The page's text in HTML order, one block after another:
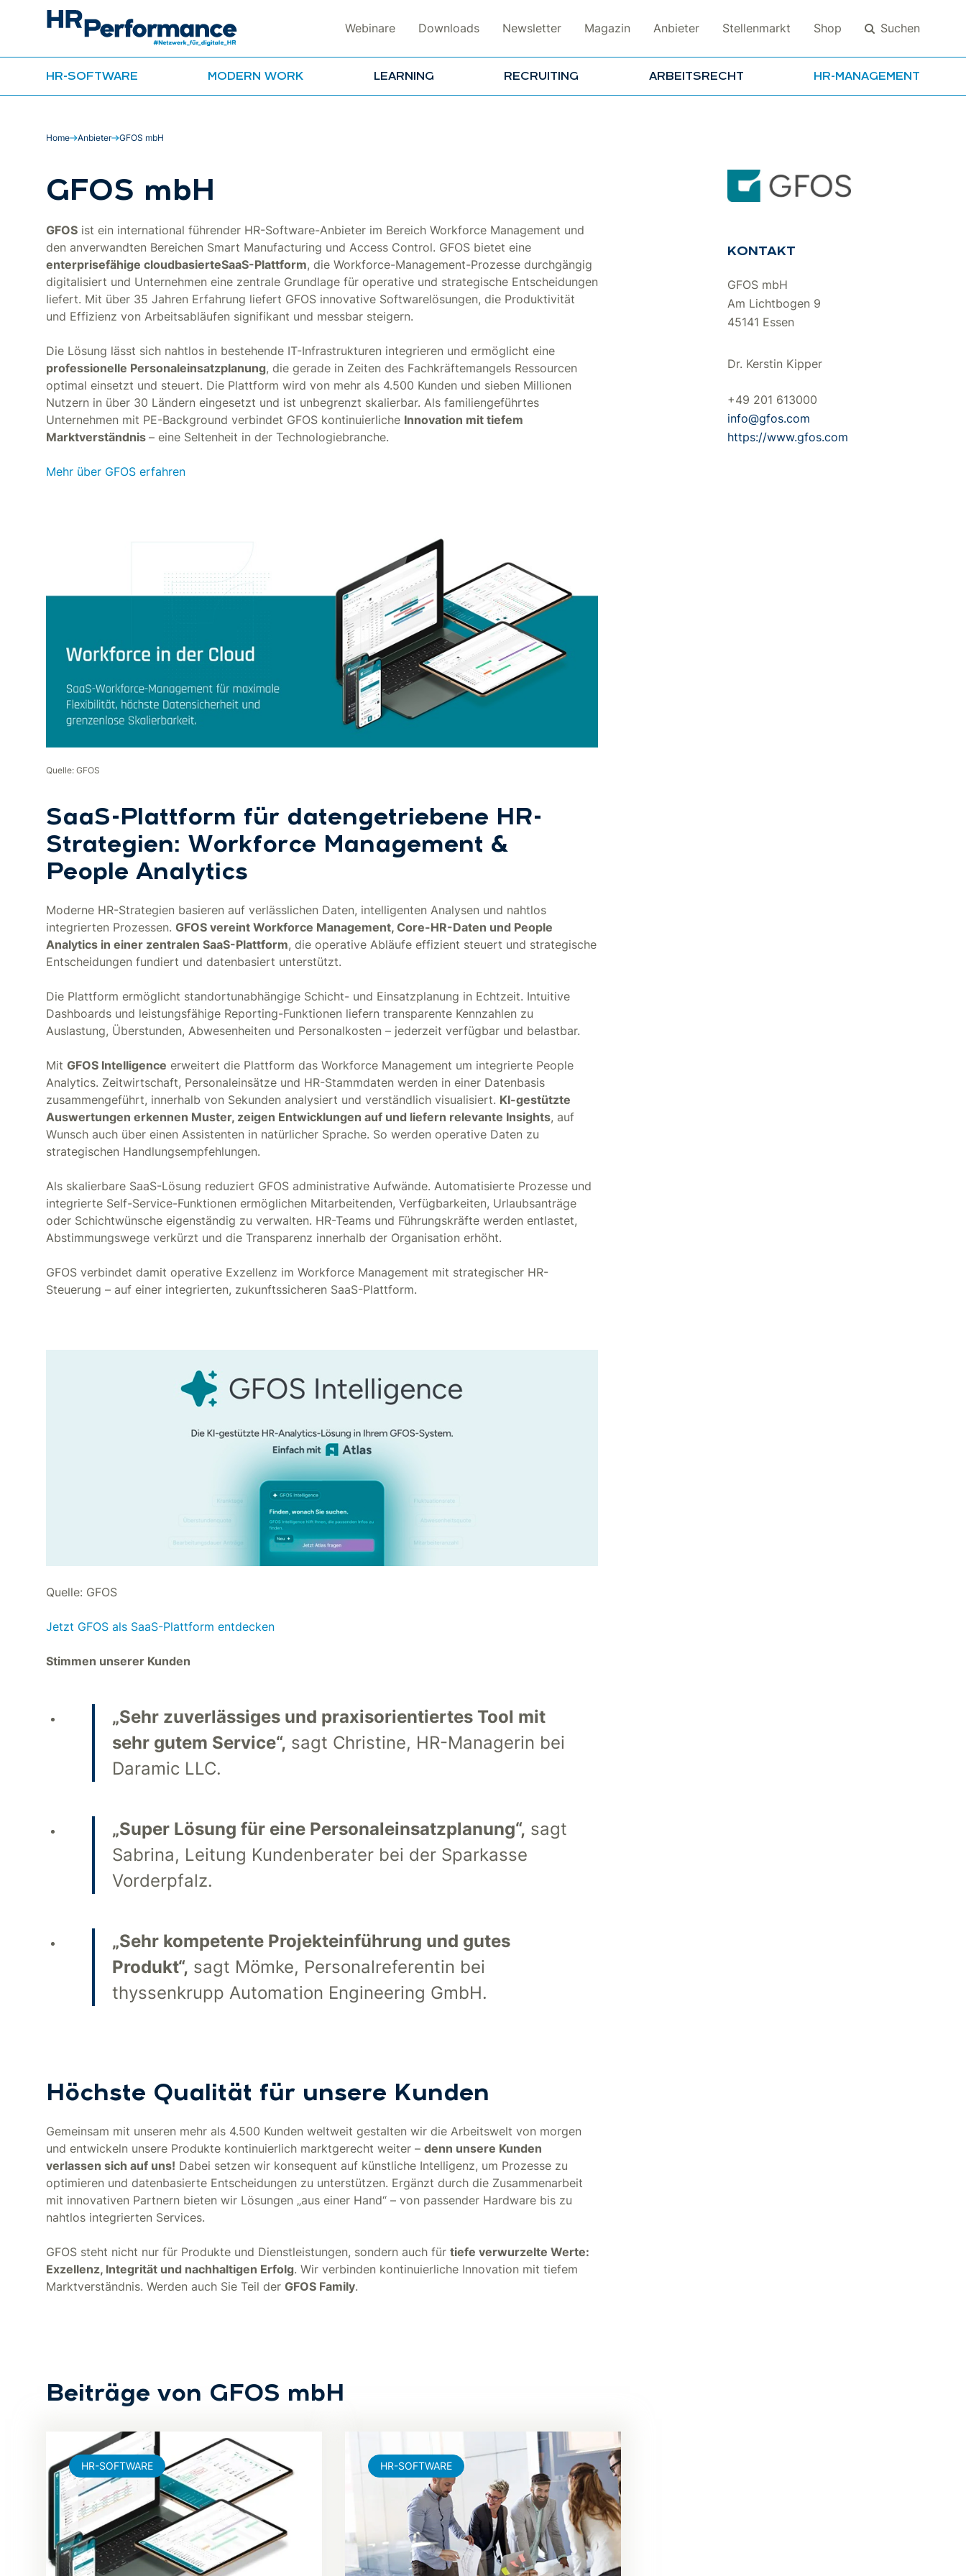
Webinare Downloads Newsletter Magazin Anbieter Stellenmarkt Shop Suchen
HR-SOFTWARE MODERN WORK LEARNING RECRUITING ARBEITSRECHT HR-MANAGEMENT
Home Anbieter GFOS mbH
GFOS mbH
GFOS ist ein international führender HR-Software-Anbieter im Bereich Workforce Management und
den anverwandten Bereichen Smart Manufacturing und Access Control. GFOS bietet eine
enterprisefähige cloudbasierteSaaS-Plattform, die Workforce-Management-Prozesse durchgängig
digitalisiert und Unternehmen eine zentrale Grundlage für operative und strategische Entscheidungen
liefert. Mit über 35 Jahren Erfahrung liefert GFOS innovative Softwarelösungen, die Produktivität
und Effizienz von Arbeitsabläufen signifikant und messbar steigern.
Die Lösung lässt sich nahtlos in bestehende IT-Infrastrukturen integrieren und ermöglicht eine
professionelle Personaleinsatzplanung, die gerade in Zeiten des Fachkräftemangels Ressourcen
optimal einsetzt und steuert. Die Plattform wird von mehr als 4.500 Kunden und sieben Millionen
Nutzern in über 30 Ländern eingesetzt und ist unbegrenzt skalierbar. Als familiengeführtes
Unternehmen mit PE-Background verbindet GFOS kontinuierliche Innovation mit tiefem
Marktverständnis – eine Seltenheit in der Technologiebranche.
Mehr über GFOS erfahren
Quelle: GFOS
SaaS-Plattform für datengetriebene HR-
Strategien: Workforce Management &
People Analytics
Moderne HR-Strategien basieren auf verlässlichen Daten, intelligenten Analysen und nahtlos
integrierten Prozessen. GFOS vereint Workforce Management, Core-HR-Daten und People
Analytics in einer zentralen SaaS-Plattform, die operative Abläufe effizient steuert und strategische
Entscheidungen fundiert und datenbasiert unterstützt.
Die Plattform ermöglicht standortunabhängige Schicht- und Einsatzplanung in Echtzeit. Intuitive
Dashboards und leistungsfähige Reporting-Funktionen liefern transparente Kennzahlen zu
Auslastung, Überstunden, Abwesenheiten und Personalkosten – jederzeit verfügbar und belastbar.
Mit GFOS Intelligence erweitert die Plattform das Workforce Management um integrierte People
Analytics. Zeitwirtschaft, Personaleinsätze und HR-Stammdaten werden in einer Datenbasis
zusammengeführt, innerhalb von Sekunden analysiert und verständlich visualisiert. KI-gestützte
Auswertungen erkennen Muster, zeigen Entwicklungen auf und liefern relevante Insights, auf
Wunsch auch über einen Assistenten in natürlicher Sprache. So werden operative Daten zu
strategischen Handlungsempfehlungen.
Als skalierbare SaaS-Lösung reduziert GFOS administrative Aufwände. Automatisierte Prozesse und
integrierte Self-Service-Funktionen ermöglichen Mitarbeitenden, Verfügbarkeiten, Urlaubsanträge
oder Schichtwünsche eigenständig zu verwalten. HR-Teams und Führungskräfte werden entlastet,
Abstimmungswege verkürzt und die Transparenz innerhalb der Organisation erhöht.
GFOS verbindet damit operative Exzellenz im Workforce Management mit strategischer HR-
Steuerung – auf einer integrierten, zukunftssicheren SaaS-Plattform.
Quelle: GFOS
Jetzt GFOS als SaaS-Plattform entdecken
Stimmen unserer Kunden
„Sehr zuverlässiges und praxisorientiertes Tool mit
sehr gutem Service“, sagt Christine, HR-Managerin bei
Daramic LLC.
„Super Lösung für eine Personaleinsatzplanung“, sagt
Sabrina, Leitung Kundenberater bei der Sparkasse
Vorderpfalz.
„Sehr kompetente Projekteinführung und gutes
Produkt“, sagt Mömke, Personalreferentin bei
thyssenkrupp Automation Engineering GmbH.
Höchste Qualität für unsere Kunden
Gemeinsam mit unseren mehr als 4.500 Kunden weltweit gestalten wir die Arbeitswelt von morgen
und entwickeln unsere Produkte kontinuierlich marktgerecht weiter – denn unsere Kunden
verlassen sich auf uns! Dabei setzen wir konsequent auf künstliche Intelligenz, um Prozesse zu
optimieren und datenbasierte Entscheidungen zu unterstützen. Ergänzt durch die Zusammenarbeit
mit innovativen Partnern bieten wir Lösungen „aus einer Hand“ – von passender Hardware bis zu
nahtlos integrierten Services.
GFOS steht nicht nur für Produkte und Dienstleistungen, sondern auch für tiefe verwurzelte Werte:
Exzellenz, Integrität und nachhaltigen Erfolg. Wir verbinden kontinuierliche Innovation mit tiefem
Marktverständnis. Werden auch Sie Teil der GFOS Family.
KONTAKT
GFOS mbH
Am Lichtbogen 9
45141 Essen
Dr. Kerstin Kipper
+49 201 613000
info@gfos.com
https://www.gfos.com
Beiträge von GFOS mbH
HR-SOFTWARE HR-SOFTWARE